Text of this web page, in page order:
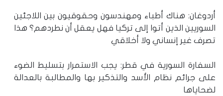
أردوغان: هناك أطباء ومهندسون وحقوقيون بين اللاجئين
السوريين الذين أتوا إلى تركيا فهل يعقل أن نطردهم؟ هذا
تصرف غير إنساني ولا أخلاقي
السفارة السورية في قطر: يجب الاستمرار بتسليط الضوء
على جرائم نظام الأسد والتذكير بها والمطالبة بالعدالة
لضحاياها